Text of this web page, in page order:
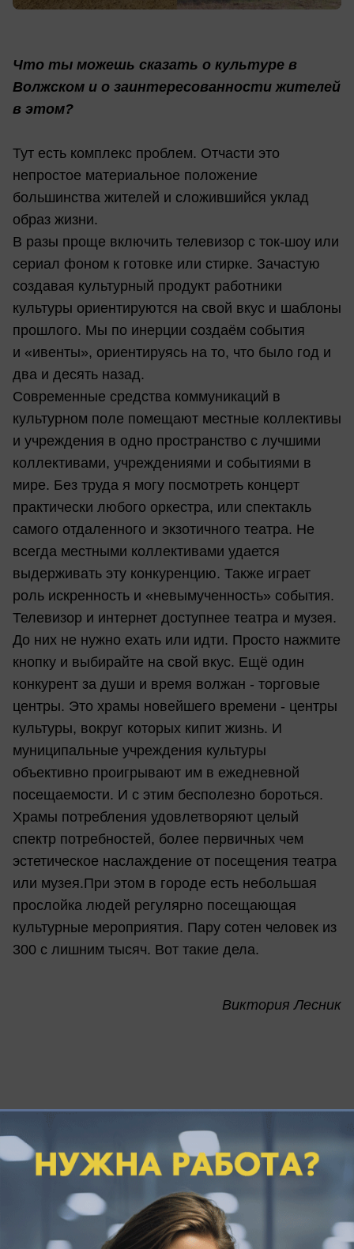
Что ты можешь сказать о культуре в
Волжском и о заинтересованности жителей
в этом?
Тут есть комплекс проблем. Отчасти это
непростое материальное положение
большинства жителей и сложившийся уклад
образ жизни.
В разы проще включить телевизор с ток-шоу или
сериал фоном к готовке или стирке. Зачастую
создавая культурный продукт работники
культуры ориентируются на свой вкус и шаблоны
прошлого. Мы по инерции создаём события
и «ивенты», ориентируясь на то, что было год и
два и десять назад.
Современные средства коммуникаций в
культурном поле помещают местные коллективы
и учреждения в одно пространство с лучшими
коллективами, учреждениями и событиями в
мире. Без труда я могу посмотреть концерт
практически любого оркестра, или спектакль
самого отдаленного и экзотичного театра. Не
всегда местными коллективами удается
выдерживать эту конкуренцию. Также играет
роль искренность и «невымученность» события.
Телевизор и интернет доступнее театра и музея.
До них не нужно ехать или идти. Просто нажмите
кнопку и выбирайте на свой вкус. Ещё один
конкурент за души и время волжан - торговые
центры. Это храмы новейшего времени - центры
культуры, вокруг которых кипит жизнь. И
муниципальные учреждения культуры
объективно проигрывают им в ежедневной
посещаемости. И с этим бесполезно бороться.
Храмы потребления удовлетворяют целый
спектр потребностей, более первичных чем
эстетическое наслаждение от посещения театра
или музея.При этом в городе есть небольшая
прослойка людей регулярно посещающая
культурные мероприятия. Пару сотен человек из
300 с лишним тысяч. Вот такие дела.
Виктория Лесник